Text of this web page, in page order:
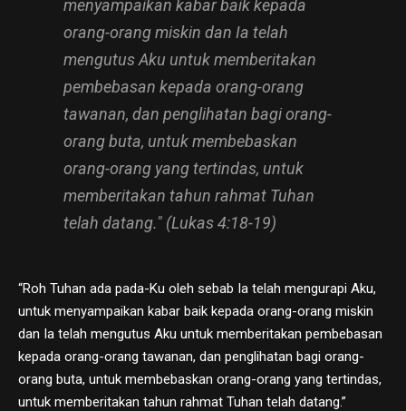
menyampaikan kabar baik kepada
orang-orang miskin dan Ia telah
mengutus Aku untuk memberitakan
pembebasan kepada orang-orang
tawanan, dan penglihatan bagi orang-
orang buta, untuk membebaskan
orang-orang yang tertindas, untuk
memberitakan tahun rahmat Tuhan
telah datang." (Lukas 4:18-19)
“Roh Tuhan ada pada-Ku oleh sebab Ia telah mengurapi Aku,
untuk menyampaikan kabar baik kepada orang-orang miskin
dan Ia telah mengutus Aku untuk memberitakan pembebasan
kepada orang-orang tawanan, dan penglihatan bagi orang-
orang buta, untuk membebaskan orang-orang yang tertindas,
untuk memberitakan tahun rahmat Tuhan telah datang.”